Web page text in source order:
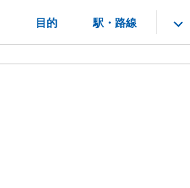
目的 駅・路線